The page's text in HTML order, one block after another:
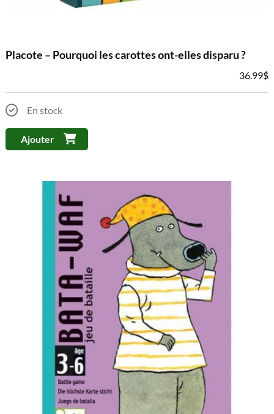
Placote – Pourquoi les carottes ont-elles disparu ?
36.99$
En stock
Ajouter